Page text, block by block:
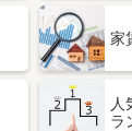
家
人
ラ